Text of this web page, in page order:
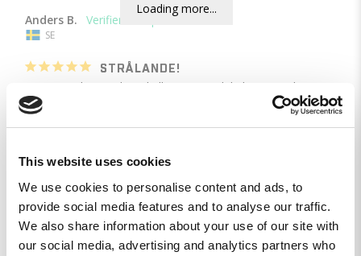
This website uses cookies
We use cookies to personalise content and ads, to
provide social media features and to analyse our traffic.
We also share information about your use of our site with
our social media, advertising and analytics partners who
Loading more...
Anders B.
SE
STRÅLANDE!
Jag är otroligt nöjd med allt. Bra i storlek, känns gedigen.
Kan bara säga tack!
Tjockstark - Green Tee - 4XL
Dela
Ingrid B.